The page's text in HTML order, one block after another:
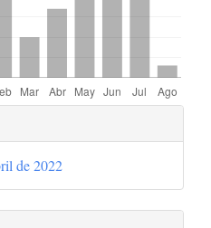
de 2022